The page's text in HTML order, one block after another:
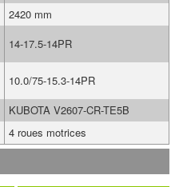
2420 mm
14-17.5-14PR
10.0/75-15.3-14PR
KUBOTA V2607-CR-TE5B
4 roues motrices